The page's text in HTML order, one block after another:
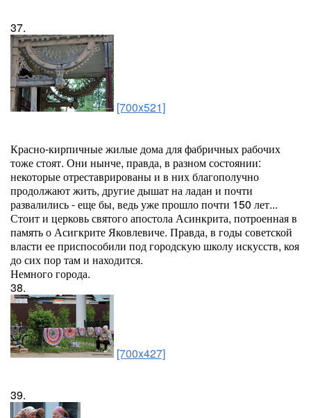
37.
[700x521]
Красно-кирпичные жилые дома для фабричных рабочих
тоже стоят. Они нынче, правда, в разном состоянии:
некоторые отреставрированы и в них благополучно
продолжают жить, другие дышат на ладан и почти
развалились - еще бы, ведь уже прошло почти 150 лет...
Стоит и церковь святого апостола Асинкрита, потроенная в
память о Асигкрите Яковлевиче. Правда, в годы советской
власти ее приспособили под городскую школу искусств, коя
до сих пор там и находится.
Немного города.
38.
[700x427]
39.